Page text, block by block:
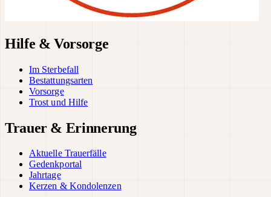
Hilfe & Vorsorge
Im Sterbefall
Bestattungsarten
Vorsorge
Trost und Hilfe
Trauer & Erinnerung
Aktuelle Trauerfälle
Gedenkportal
Jahrtage
Kerzen & Kondolenzen